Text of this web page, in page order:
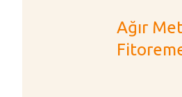
Ağır